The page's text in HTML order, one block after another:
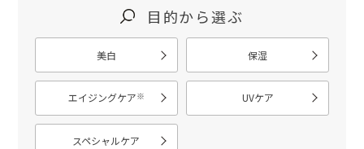
目的から選ぶ
美白 保湿
エイジングケア※ UVケア
スペシャルケア